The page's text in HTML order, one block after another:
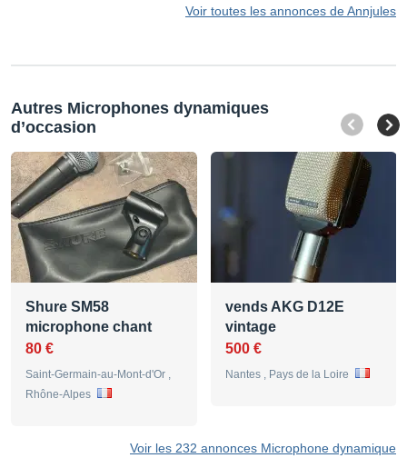
Voir toutes les annonces de Annjules
Autres Microphones dynamiques
d’occasion
Shure SM58
microphone chant
80 €
Saint-Germain-au-Mont-d'Or ,
Rhône-Alpes
vends AKG D12E
vintage
500 €
Nantes , Pays de la Loire
Voir les 232 annonces Microphone dynamique